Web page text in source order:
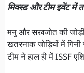
मिक्स्ड और टीम इवेंट में
मनु और सरबजोत की
खतरनाक जोड़ियों में
टीम ने हाल ही में ISSF